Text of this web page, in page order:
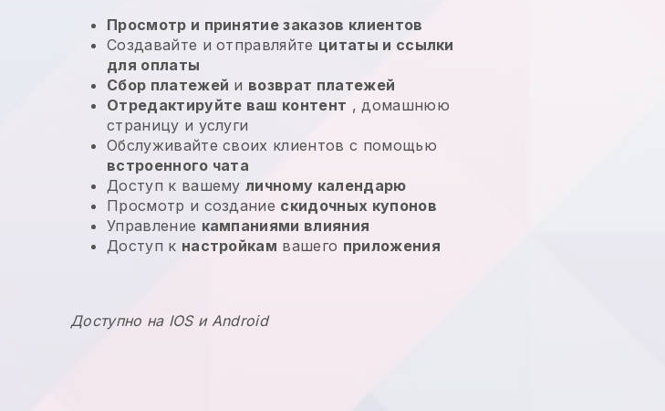
Просмотр и принятие заказов клиентов
Создавайте и отправляйте цитаты и ссылки
для оплаты
Сбор платежей и возврат платежей
Отредактируйте ваш контент , домашнюю
страницу и услуги
Обслуживайте своих клиентов с помощью
встроенного чата
Доступ к вашемуличному календарю
Просмотр и создание скидочных купонов
Управление кампаниями влияния
Доступ к настройкам вашего приложения
Доступно на IOS и Android